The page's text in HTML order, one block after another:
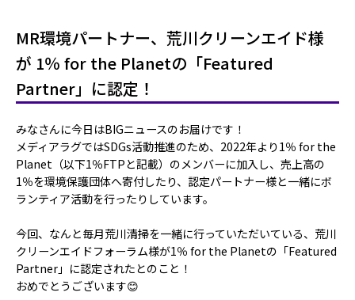
MR環境パートナー、荒川クリーンエイド様
が 1％ for the Planetの「Featured
Partner」に認定！
みなさんに今日はBIGニュースのお届けです！
メディアラグではSDGs活動推進のため、2022年より1％ for the
Planet（以下1％FTPと記載）のメンバーに加入し、売上高の
1％を環境保護団体へ寄付したり、認定パートナー様と一緒にボ
ランティア活動を行ったりしています。
今回、なんと毎月荒川清掃を一緒に行っていただいている、荒川
クリーンエイドフォーラム様が1％ for the Planetの「Featured
Partner」に認定されたとのこと！
おめでとうございます😊